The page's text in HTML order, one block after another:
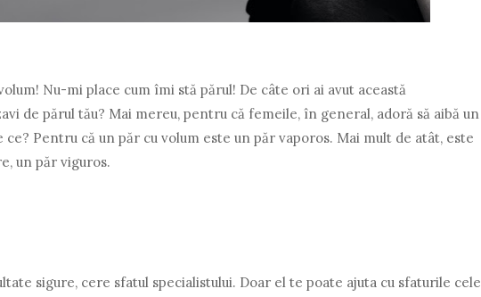
Nu-mi place cum îmi stă părul! De câte ori ai avut această
de părul tău? Mai mereu, pentru că femeile, în general, adoră să aibă un
ce? Pentru că un păr cu volum este un păr vaporos. Mai mult de atât, este
un păr viguros.
sigure, cere sfatul specialistului. Doar el te poate ajuta cu sfaturile cele